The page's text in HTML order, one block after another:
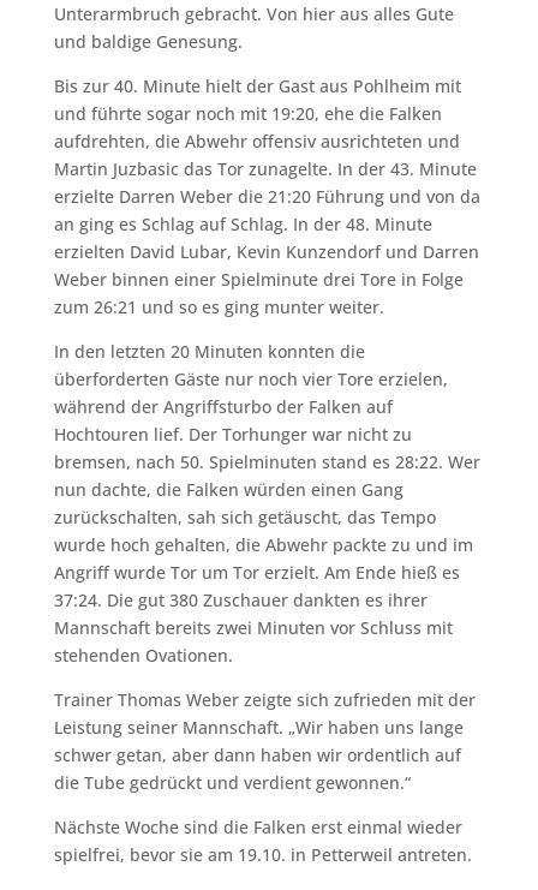
Unterarmbruch gebracht. Von hier aus alles Gute
und baldige Genesung.
Bis zur 40. Minute hielt der Gast aus Pohlheim mit
und führte sogar noch mit 19:20, ehe die Falken
aufdrehten, die Abwehr offensiv ausrichteten und
Martin Juzbasic das Tor zunagelte. In der 43. Minute
erzielte Darren Weber die 21:20 Führung und von da
an ging es Schlag auf Schlag. In der 48. Minute
erzielten David Lubar, Kevin Kunzendorf und Darren
Weber binnen einer Spielminute drei Tore in Folge
zum 26:21 und so es ging munter weiter.
In den letzten 20 Minuten konnten die
überforderten Gäste nur noch vier Tore erzielen,
während der Angriffsturbo der Falken auf
Hochtouren lief. Der Torhunger war nicht zu
bremsen, nach 50. Spielminuten stand es 28:22. Wer
nun dachte, die Falken würden einen Gang
zurückschalten, sah sich getäuscht, das Tempo
wurde hoch gehalten, die Abwehr packte zu und im
Angriff wurde Tor um Tor erzielt. Am Ende hieß es
37:24. Die gut 380 Zuschauer dankten es ihrer
Mannschaft bereits zwei Minuten vor Schluss mit
stehenden Ovationen.
Trainer Thomas Weber zeigte sich zufrieden mit der
Leistung seiner Mannschaft. „Wir haben uns lange
schwer getan, aber dann haben wir ordentlich auf
die Tube gedrückt und verdient gewonnen.“
Nächste Woche sind die Falken erst einmal wieder
spielfrei, bevor sie am 19.10. in Petterweil antreten.